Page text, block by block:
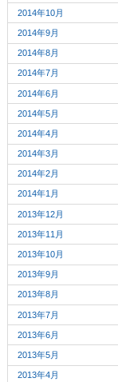
2014年10月
2014年9月
2014年8月
2014年7月
2014年6月
2014年5月
2014年4月
2014年3月
2014年2月
2014年1月
2013年12月
2013年11月
2013年10月
2013年9月
2013年8月
2013年7月
2013年6月
2013年5月
2013年4月